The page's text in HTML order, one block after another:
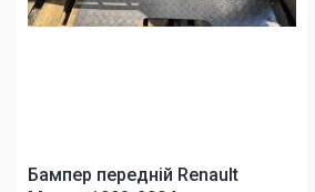
Бампер передній Renault